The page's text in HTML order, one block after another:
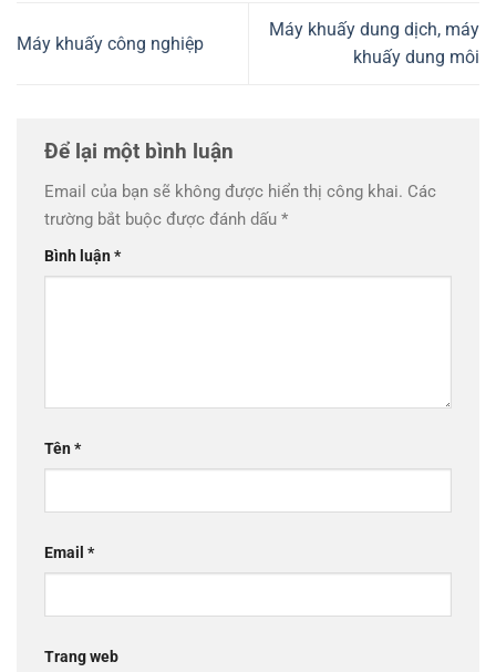
Máy khuấy công nghiệp
Máy khuấy dung dịch, máy
khuấy dung môi
Để lại một bình luận
Email của bạn sẽ không được hiển thị công khai. Các
trường bắt buộc được đánh dấu *
Bình luận*
Tên*
Email *
Trang web